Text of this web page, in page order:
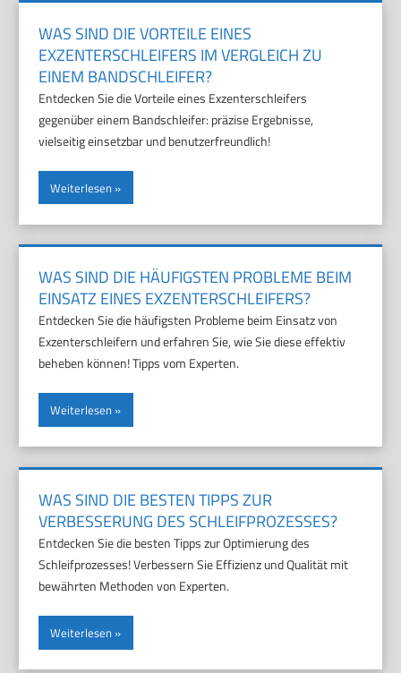
WAS SIND DIE VORTEILE EINES
EXZENTERSCHLEIFERS IM VERGLEICH ZU
EINEM BANDSCHLEIFER?
Entdecken Sie die Vorteile eines Exzenterschleifers
gegenüber einem Bandschleifer: präzise Ergebnisse,
vielseitig einsetzbar und benutzerfreundlich!
Weiterlesen
WAS SIND DIE HÄUFIGSTEN PROBLEME BEIM
EINSATZ EINES EXZENTERSCHLEIFERS?
Entdecken Sie die häufigsten Probleme beim Einsatz von
Exzenterschleifern und erfahren Sie, wie Sie diese effektiv
beheben können! Tipps vom Experten.
Weiterlesen
WAS SIND DIE BESTEN TIPPS ZUR
VERBESSERUNG DES SCHLEIFPROZESSES?
Entdecken Sie die besten Tipps zur Optimierung des
Schleifprozesses! Verbessern Sie Effizienz und Qualität mit
bewährten Methoden von Experten.
Weiterlesen